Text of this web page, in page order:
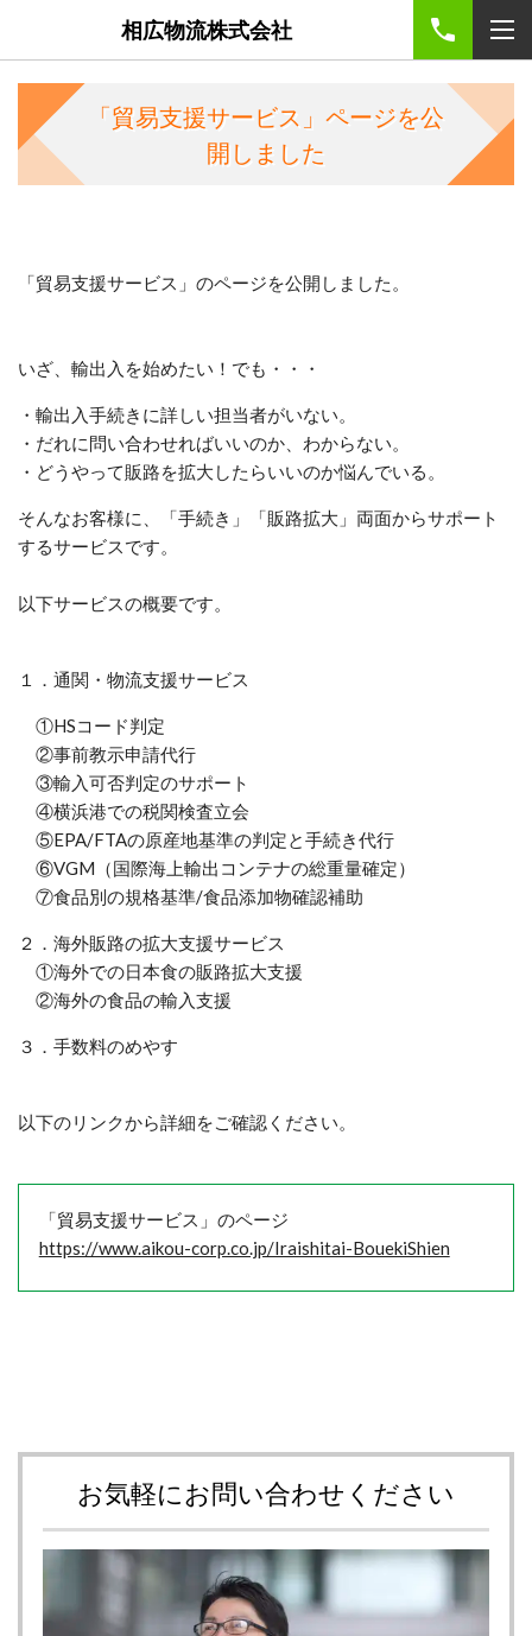
相広物流株式会社
「貿易支援サービス」ページを公
開しました
「貿易支援サービス」のページを公開しました。
いざ、輸出入を始めたい！でも・・・
・輸出入手続きに詳しい担当者がいない。
・だれに問い合わせればいいのか、わからない。
・どうやって販路を拡大したらいいのか悩んでいる。
そんなお客様に、「手続き」「販路拡大」両面からサポート
するサービスです。
以下サービスの概要です。
１．通関・物流支援サービス
①HSコード判定
②事前教示申請代行
③輸入可否判定のサポート
④横浜港での税関検査立会
⑤EPA/FTAの原産地基準の判定と手続き代行
⑥VGM（国際海上輸出コンテナの総重量確定）
⑦食品別の規格基準/食品添加物確認補助
２．海外販路の拡大支援サービス
①海外での日本食の販路拡大支援
②海外の食品の輸入支援
３．手数料のめやす
以下のリンクから詳細をご確認ください。
「貿易支援サービス」のページ
https://www.aikou-corp.co.jp/Iraishitai-BouekiShien
お気軽にお問い合わせください